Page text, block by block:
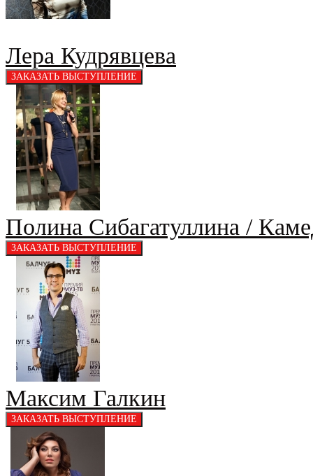
Лера Кудрявцева
Полина Сибагатуллина /
Максим Галкин